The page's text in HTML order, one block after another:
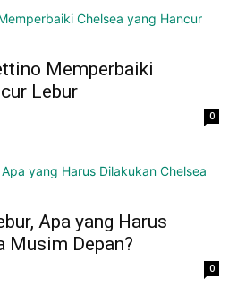
Memperbaiki
Lebur
0
Apa yang Harus
Musim Depan?
0